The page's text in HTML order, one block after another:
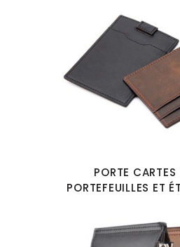
PORTE
PORTEFEUILLES ET